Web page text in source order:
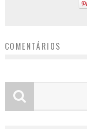
COMENTÁRIOS